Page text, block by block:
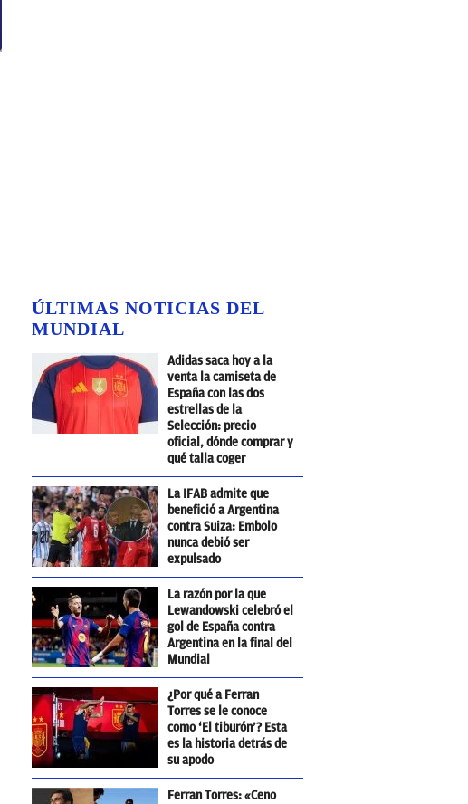
ÚLTIMAS NOTICIAS DEL
MUNDIAL
Adidas saca hoy a la
venta la camiseta de
España con las dos
estrellas de la
Selección: precio
oficial, dónde comprar y
qué talla coger
La IFAB admite que
benefició a Argentina
contra Suiza: Embolo
nunca debió ser
expulsado
La razón por la que
Lewandowski celebró el
gol de España contra
Argentina en la final del
Mundial
¿Por qué a Ferran
Torres se le conoce
como ‘El tiburón’? Esta
es la historia detrás de
su apodo
Ferran Torres: «Ceno